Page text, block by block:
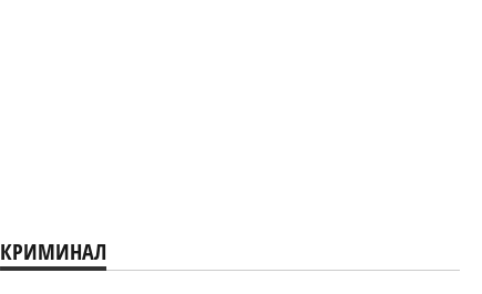
КРИМИНАЛ